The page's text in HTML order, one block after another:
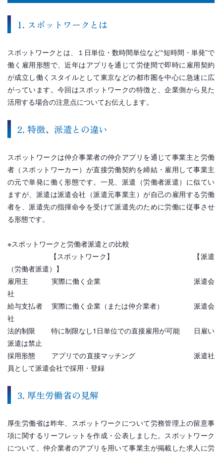
1. スポットワークとは
スポットワークとは、１日単位・数時間単位など“短時間・単発”で
働く雇用形態で、近年はアプリを通じて労使間で即時に雇用契約
が成立し働くスタイルとして東京などの都市圏を中心に急速に広
がっています。今回はスポットワークの特徴と、企業側から見た
活用する場合の注意点についてお伝えします。
2. 特徴、派遣との違い
スポットワークは仲介事業者の仲介アプリを通じて事業主と労働
者（スポットワーカー）が直接労働契約を締結・雇用して事業主
の元で単発に働く形態です。一見、派遣（労働者派遣）に似てい
ますが、派遣は派遣会社（派遣元事業主）が自己の雇用する労働
者を、派遣先の指揮命令を受けて派遣先のために労働に従事させ
る形態です。
※スポットワークと労働者派遣との比較
【スポットワーク】 【派遣
（労働者派遣）】
雇用主 実際に働く企業 派遣会
社
給与支払者 実際に働く企業（または仲介業者） 派遣会
社
法的制限 特に制限なし1日単位での直接雇用が可能 日雇い
派遣は禁止
採用形態 アプリでの直接マッチング 派遣社
員として派遣会社で採用・登録
3. 厚生労働省の見解
厚生労働省は昨年、スポットワークについて労務管理上の留意事
項に関するリーフレットを作成・公表しました。スポットワーク
について、仲介業者のアプリを用いて事業主が掲載した求人に労